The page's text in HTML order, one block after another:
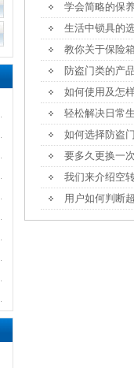
学会简略的保
生活中锁具的
教你关于保险
防盗门类的产
如何使用及怎
轻松解决日常
如何选择防盗
要多久更换一
我们来介绍空
用户如何判断